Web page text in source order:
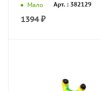
Мало Арт. : 382129
1394₽